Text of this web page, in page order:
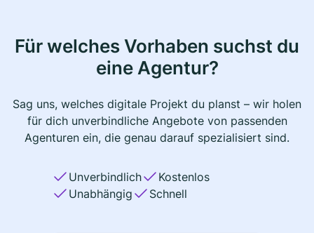
Für welches Vorhaben suchst du
eine Agentur?
Sag uns, welches digitale Projekt du planst – wir holen
für dich unverbindliche Angebote von passenden
Agenturen ein, die genau darauf spezialisiert sind.
Unverbindlich
Kostenlos
Unabhängig
Schnell